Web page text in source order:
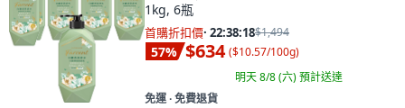
1kg, 6瓶
首購折扣價· 22:38:16$1,494
57% $634 ($10.57/100g)
明天 8/8 (六)預計送達
免運 ∙ 免費退貨